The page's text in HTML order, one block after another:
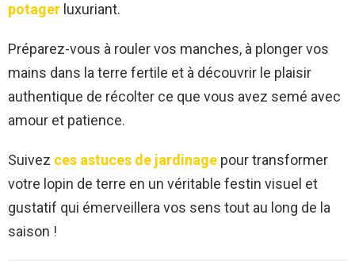
potager luxuriant.
Préparez-vous à rouler vos manches, à plonger vos
mains dans la terre fertile et à découvrir le plaisir
authentique de récolter ce que vous avez semé avec
amour et patience.
Suivez ces astuces de jardinage pour transformer
votre lopin de terre en un véritable festin visuel et
gustatif qui émerveillera vos sens tout au long de la
saison !